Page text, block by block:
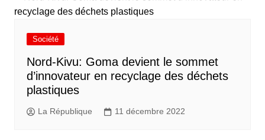
Société
Nord-Kivu: Goma devient le sommet
d’innovateur en recyclage des déchets
plastiques
La République 11 décembre 2022